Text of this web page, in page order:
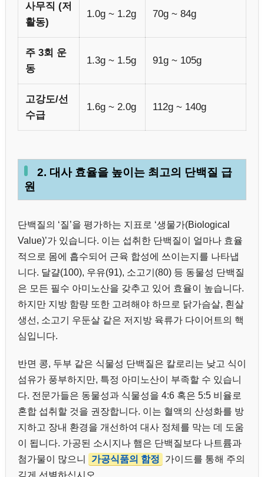
사무직 (저
활동)
1.0g ~ 1.2g 70g ~ 84g
주 3회 운
동
1.3g ~ 1.5g 91g ~ 105g
고강도/선
수급
1.6g ~ 2.0g 112g ~ 140g
2. 대사 효율을 높이는 최고의 단백질 급
원
단백질의 ‘질’을 평가하는 지표로 ‘생물가(Biological
Value)’가 있습니다. 이는 섭취한 단백질이 얼마나 효율
적으로 몸에 흡수되어 근육 합성에 쓰이는지를 나타냅
니다. 달걀(100), 우유(91), 소고기(80) 등 동물성 단백질
은 모든 필수 아미노산을 갖추고 있어 효율이 높습니다.
하지만 지방 함량 또한 고려해야 하므로 닭가슴살, 흰살
생선, 소고기 우둔살 같은 저지방 육류가 다이어트의 핵
심입니다.
반면 콩, 두부 같은 식물성 단백질은 칼로리는 낮고 식이
섬유가 풍부하지만, 특정 아미노산이 부족할 수 있습니
다. 전문가들은 동물성과 식물성을 4:6 혹은 5:5 비율로
혼합 섭취할 것을 권장합니다. 이는 혈액의 산성화를 방
지하고 장내 환경을 개선하여 대사 정체를 막는 데 도움
이 됩니다. 가공된 소시지나 햄은 단백질보다 나트륨과
첨가물이 많으니
가공식품의 함정
가이드를 통해 주의
깊게 선별하십시오.